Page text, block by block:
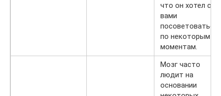
что он хотел с
вами
посоветоваться
по некоторым
моментам.
Мозг часто
людит на
основании